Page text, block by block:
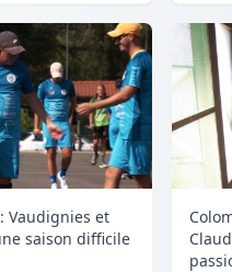
Vaudignies et
saison difficile